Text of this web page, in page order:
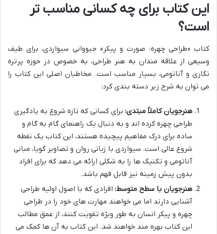
این کتاب برای چه کسانی مناسب تر
است؟
کتاب «طراحی چهره: صورت و پیکر» جیووانی سیواردی، برای طیف
وسیعی از علاقه مندان به هنر طراحی، به خصوص در حوزه پرتره
نگاری و آناتومی، بسیار مناسب است. مخاطبان اصلی این کتاب را
می توان به شرح زیر دسته بندی کرد:
هنرجویان کاملاً مبتدی: برای کسانی که تازه شروع به یادگیری
طراحی چهره کرده اند و به دنبال یک راهنمای گام به گام و
ساده برای درک مفاهیم پیچیده هستند، این کتاب یک نقطه
شروع عالی است. سیواردی با زبانی روان و تصاویر گویا، مبانی
آناتومی و تکنیک ها را به شکلی ارائه می دهد که برای افراد
بدون پیش زمینه نیز قابل فهم باشد.
هنرجویان با سطح متوسط: افرادی که با اصول اولیه طراحی
آشنایی دارند اما می خواهند مهارت های خود را در طراحی
چهره و پیکر انسان به طور ویژه تقویت کنند، از عمق مطالب
این کتاب بهره مند خواهند شد. این کتاب به آن ها کمک می